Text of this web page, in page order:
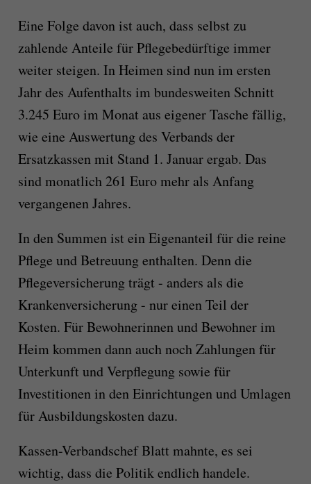
Eine Folge davon ist auch, dass selbst zu
zahlende Anteile für Pflegebedürftige immer
weiter steigen. In Heimen sind nun im ersten
Jahr des Aufenthalts im bundesweiten Schnitt
3.245 Euro im Monat aus eigener Tasche fällig,
wie eine Auswertung des Verbands der
Ersatzkassen mit Stand 1. Januar ergab. Das
sind monatlich 261 Euro mehr als Anfang
vergangenen Jahres.
In den Summen ist ein Eigenanteil für die reine
Pflege und Betreuung enthalten. Denn die
Pflegeversicherung trägt - anders als die
Krankenversicherung - nur einen Teil der
Kosten. Für Bewohnerinnen und Bewohner im
Heim kommen dann auch noch Zahlungen für
Unterkunft und Verpflegung sowie für
Investitionen in den Einrichtungen und Umlagen
für Ausbildungskosten dazu.
Kassen-Verbandschef Blatt mahnte, es sei
wichtig, dass die Politik endlich handele.